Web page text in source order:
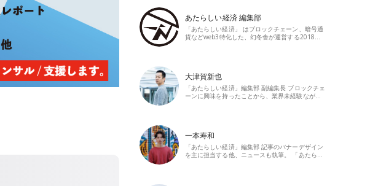
あたらしい経済 編集部
「あたらしい経済」 はブロックチェーン、暗号通
貨などweb3特化した、幻冬舎が運営する2018…
大津賀新也
「あたらしい経済」編集部 副編集長 ブロックチェ
ーンに興味を持ったことから、業界未経験なが…
一本寿和
「あたらしい経済」編集部 記事のバナーデザイン
を主に担当する他、ニュースも執筆。 「あたら…